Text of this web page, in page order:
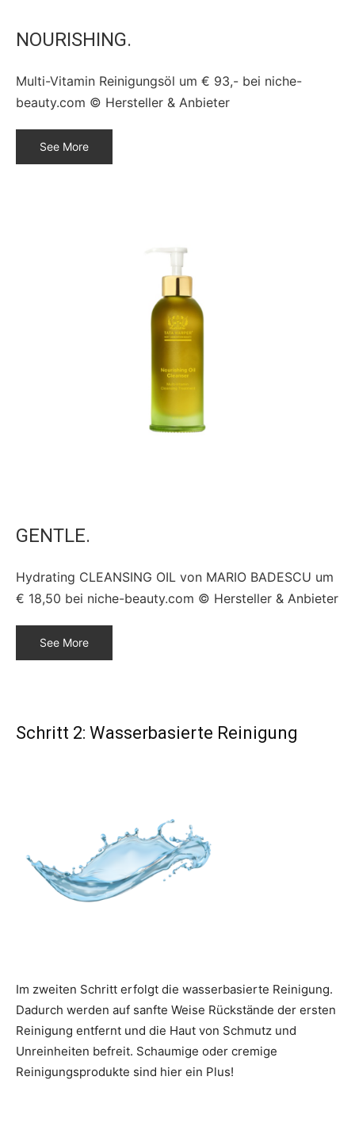
NOURISHING.
Multi-Vitamin Reinigungsöl um € 93,- bei niche-
beauty.com © Hersteller & Anbieter
See More
GENTLE.
Hydrating CLEANSING OIL von MARIO BADESCU um
€ 18,50 bei niche-beauty.com © Hersteller & Anbieter
See More
Schritt 2: Wasserbasierte Reinigung
Im zweiten Schritt erfolgt die wasserbasierte Reinigung.
Dadurch werden auf sanfte Weise Rückstände der ersten
Reinigung entfernt und die Haut von Schmutz und
Unreinheiten befreit. Schaumige oder cremige
Reinigungsprodukte sind hier ein Plus!